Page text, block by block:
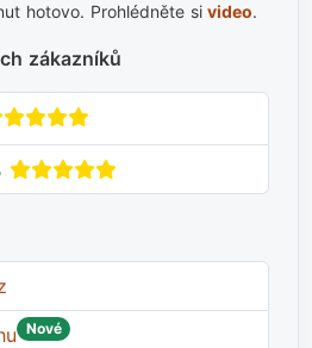
hotovo. Prohlédněte sivideo.
zákazníků
Nové